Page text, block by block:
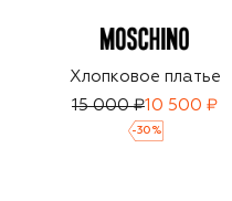
Хлопковое платье
15 000 ₽10 500 ₽
-30 %